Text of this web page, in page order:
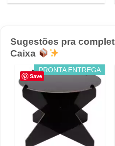
Sugestões pra
Caixa
Save
PRONTA ENTREGA